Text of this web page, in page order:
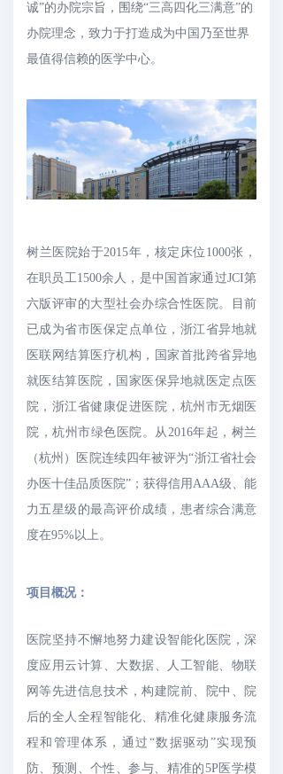
诚”的办院宗旨，围绕“三高四化三满意”的
办院理念，致力于打造成为中国乃至世界
最值得信赖的医学中心。
树兰医院始于2015年，核定床位1000张，
在职员工1500余人，是中国首家通过JCI第
六版评审的大型社会办综合性医院。目前
已成为省市医保定点单位，浙江省异地就
医联网结算医疗机构，国家首批跨省异地
就医结算医院，国家医保异地就医定点医
院，浙江省健康促进医院，杭州市无烟医
院，杭州市绿色医院。从2016年起，树兰
（杭州）医院连续四年被评为“浙江省社会
办医十佳品质医院”；获得信用AAA级、能
力五星级的最高评价成绩，患者综合满意
度在95%以上。
项目概况：
医院坚持不懈地努力建设智能化医院，深
度应用云计算、大数据、人工智能、物联
网等先进信息技术，构建院前、院中、院
后的全人全程智能化、精准化健康服务流
程和管理体系，通过“数据驱动”实现预
防、预测、个性、参与、精准的5P医学模